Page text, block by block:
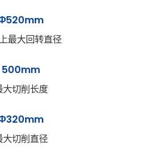
最大回转直径
500mm
大切削长度
大切削直径